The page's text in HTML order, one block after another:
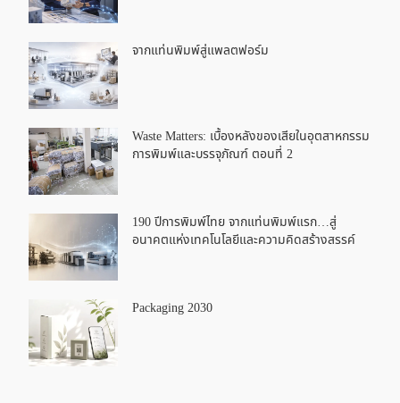
จากแท่นพิมพ์สู่แพลตฟอร์ม
Waste Matters: เบื้องหลังของเสียในอุตสาหกรรม
การพิมพ์และบรรจุภัณฑ์ ตอนที่ 2
190 ปีการพิมพ์ไทย จากแท่นพิมพ์แรก…สู่
อนาคตแห่งเทคโนโลยีและความคิดสร้างสรรค์
Packaging 2030